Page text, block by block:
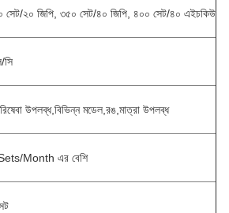
সেট/২০ জিপি, ৩৫০ সেট/৪০ জিপি, ৪০০ সেট/৪০ এইচকিউ
সি
উপলব্ধ,বিভিন্ন মডেল,রঙ,মাত্রা উপলব্ধ
Month এর বেশি